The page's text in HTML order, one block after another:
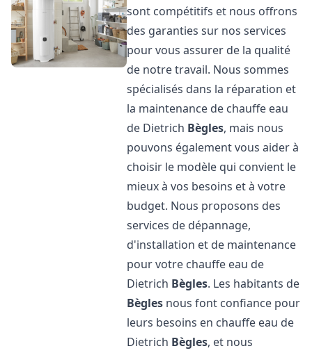
sont compétitifs et nous offrons
des garanties sur nos services
pour vous assurer de la qualité
de notre travail. Nous sommes
spécialisés dans la réparation et
la maintenance de chauffe eau
de Dietrich Bègles, mais nous
pouvons également vous aider à
choisir le modèle qui convient le
mieux à vos besoins et à votre
budget. Nous proposons des
services de dépannage,
d'installation et de maintenance
pour votre chauffe eau de
Dietrich Bègles. Les habitants de
Bègles nous font confiance pour
leurs besoins en chauffe eau de
Dietrich Bègles, et nous